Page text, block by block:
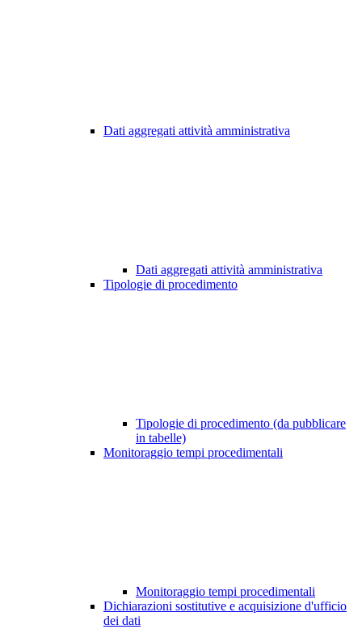
Dati aggregati attività amministrativa
Dati aggregati attività amministrativa
Tipologie di procedimento
Tipologie di procedimento (da pubblicare
in tabelle)
Monitoraggio tempi procedimentali
Monitoraggio tempi procedimentali
Dichiarazioni sostitutive e acquisizione d'ufficio
dei dati